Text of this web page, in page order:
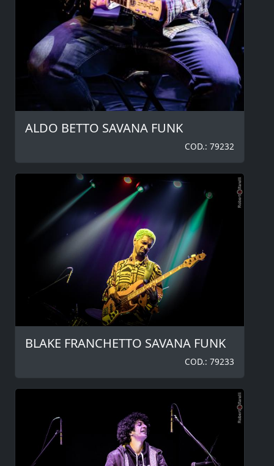
ALDO BETTO SAVANA FUNK
COD.: 79232
BLAKE FRANCHETTO SAVANA FUNK
COD.: 79233